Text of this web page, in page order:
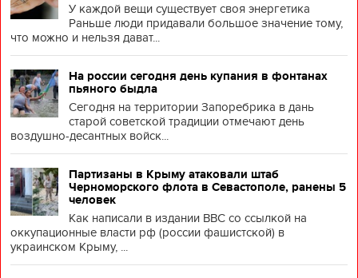
У каждой вещи существует своя энергетика
Раньше люди придавали большое значение тому,
что можно и нельзя дават...
На россии сегодня день купания в фонтанах
пьяного быдла
Сегодня на территории Запоребрика в дань
старой советской традиции отмечают день
воздушно-десантных войск...
Партизаны в Крыму атаковали штаб
Черноморского флота в Севастополе, ранены 5
человек
Как написали в издании BBC со ссылкой на
оккупационные власти рф (россии фашистской) в
украинском Крыму, ...